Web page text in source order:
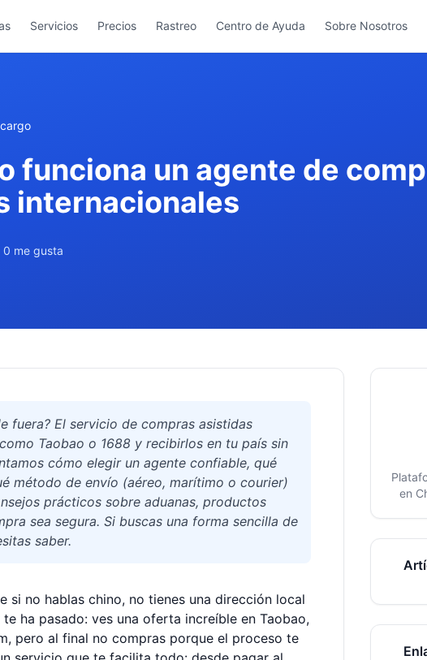
Servicios Precios Rastreo Centro de Ayuda Sobre Nosotros
funciona un agente de
internacionales
0 me gusta
fuera? El servicio de compras asistidas
Taobao o 1688 y recibirlos en tu país sin
cómo elegir un agente confiable, qué
método de envío (aéreo, marítimo o courier)
prácticos sobre aduanas, productos
sea segura. Si buscas una forma sencilla de
saber.
si no hablas chino, no tienes una dirección local
ha pasado: ves una oferta increíble en Taobao,
pero al final no compras porque el proceso te
en